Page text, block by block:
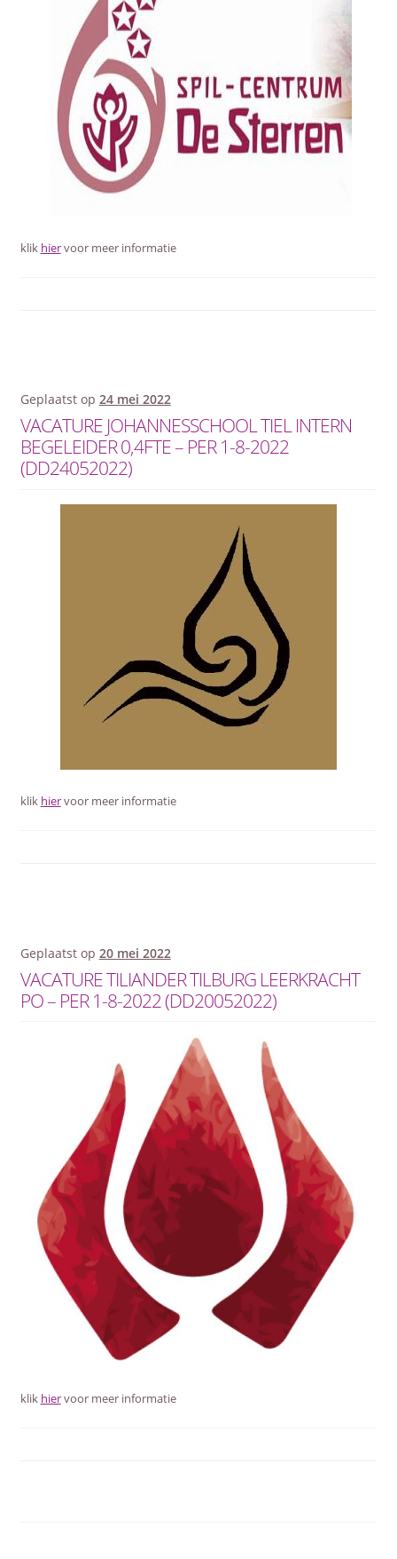
klik hiervoor meer informatie
Geplaatst op 24 mei 2022
VACATURE JOHANNESSCHOOL TIEL INTERN
BEGELEIDER 0,4FTE – PER 1-8-2022
(DD24052022)
klik hiervoor meer informatie
Geplaatst op 20 mei 2022
VACATURE TILIANDER TILBURG LEERKRACHT
PO – PER 1-8-2022 (DD20052022)
klik hiervoor meer informatie